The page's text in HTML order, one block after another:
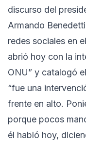
discurso del
Armando
redes sociales en
abrió hoy con la
ONU” y catalogó
“fue una
frente en alto.
porque pocos
él habló hoy,